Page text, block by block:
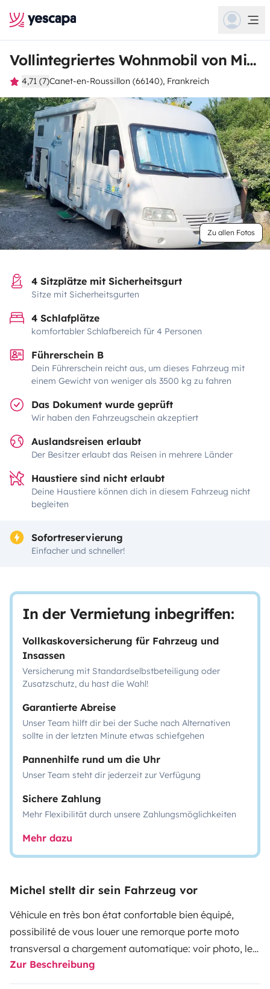
Vollintegriertes Wohnmobil von Michel
4,71 (7)Canet-en-Roussillon (66140), Frankreich
Zu allen Fotos
4 Sitzplätze mit Sicherheitsgurt
Sitze mit Sicherheitsgurten
4 Schlafplätze
komfortabler Schlafbereich für 4 Personen
Führerschein B
Dein Führerschein reicht aus, um dieses Fahrzeug mit
einem Gewicht von weniger als 3500 kg zu fahren
Das Dokument wurde geprüft
Wir haben den Fahrzeugschein akzeptiert
Auslandsreisen erlaubt
Der Besitzer erlaubt das Reisen in mehrere Länder
Haustiere sind nicht erlaubt
Deine Haustiere können dich in diesem Fahrzeug nicht
begleiten
Sofortreservierung
Einfacher und schneller!
In der Vermietung inbegriffen:
Vollkaskoversicherung für Fahrzeug und
Insassen
Versicherung mit Standardselbstbeteiligung oder
Zusatzschutz, du hast die Wahl!
Garantierte Abreise
Unser Team hilft dir bei der Suche nach Alternativen
sollte in der letzten Minute etwas schiefgehen
Pannenhilfe rund um die Uhr
Unser Team steht dir jederzeit zur Verfügung
Sichere Zahlung
Mehr Flexibilität durch unsere Zahlungsmöglichkeiten
Mehr dazu
Michel stellt dir sein Fahrzeug vor
Véhicule en très bon état confortable bien équipé,
possibilité de vous louer une remorque porte moto
transversal a chargement automatique: voir photo, le
véhicule est basé dans le sud près de Perpignan idéal
pour escapade dans le sud de la France, les Pyrénées
Zur Beschreibung